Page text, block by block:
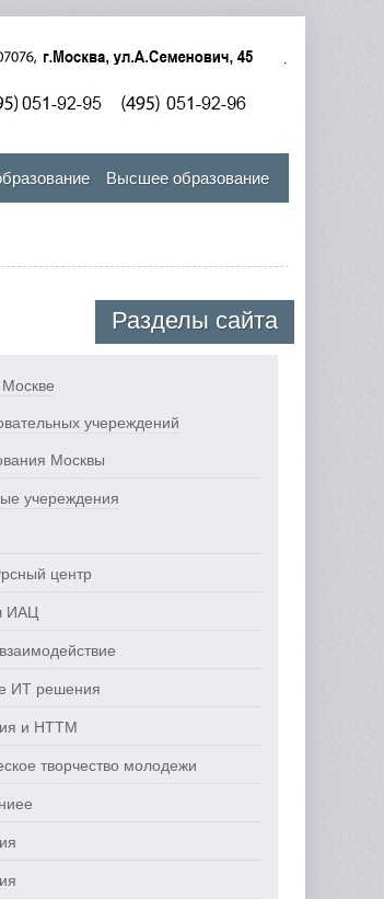
Высшее образование
Разделы сайта
учереждений
Москвы
учереждения
центр
ИАЦ
ИТ решения
и НТТМ
творчество молодежи